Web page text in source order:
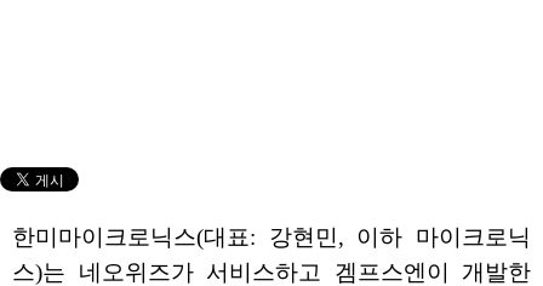
한미마이크로닉스(대표: 강현민, 이하 마이크로닉
스)는 네오위즈가 서비스하고 겜프스엔이 개발한